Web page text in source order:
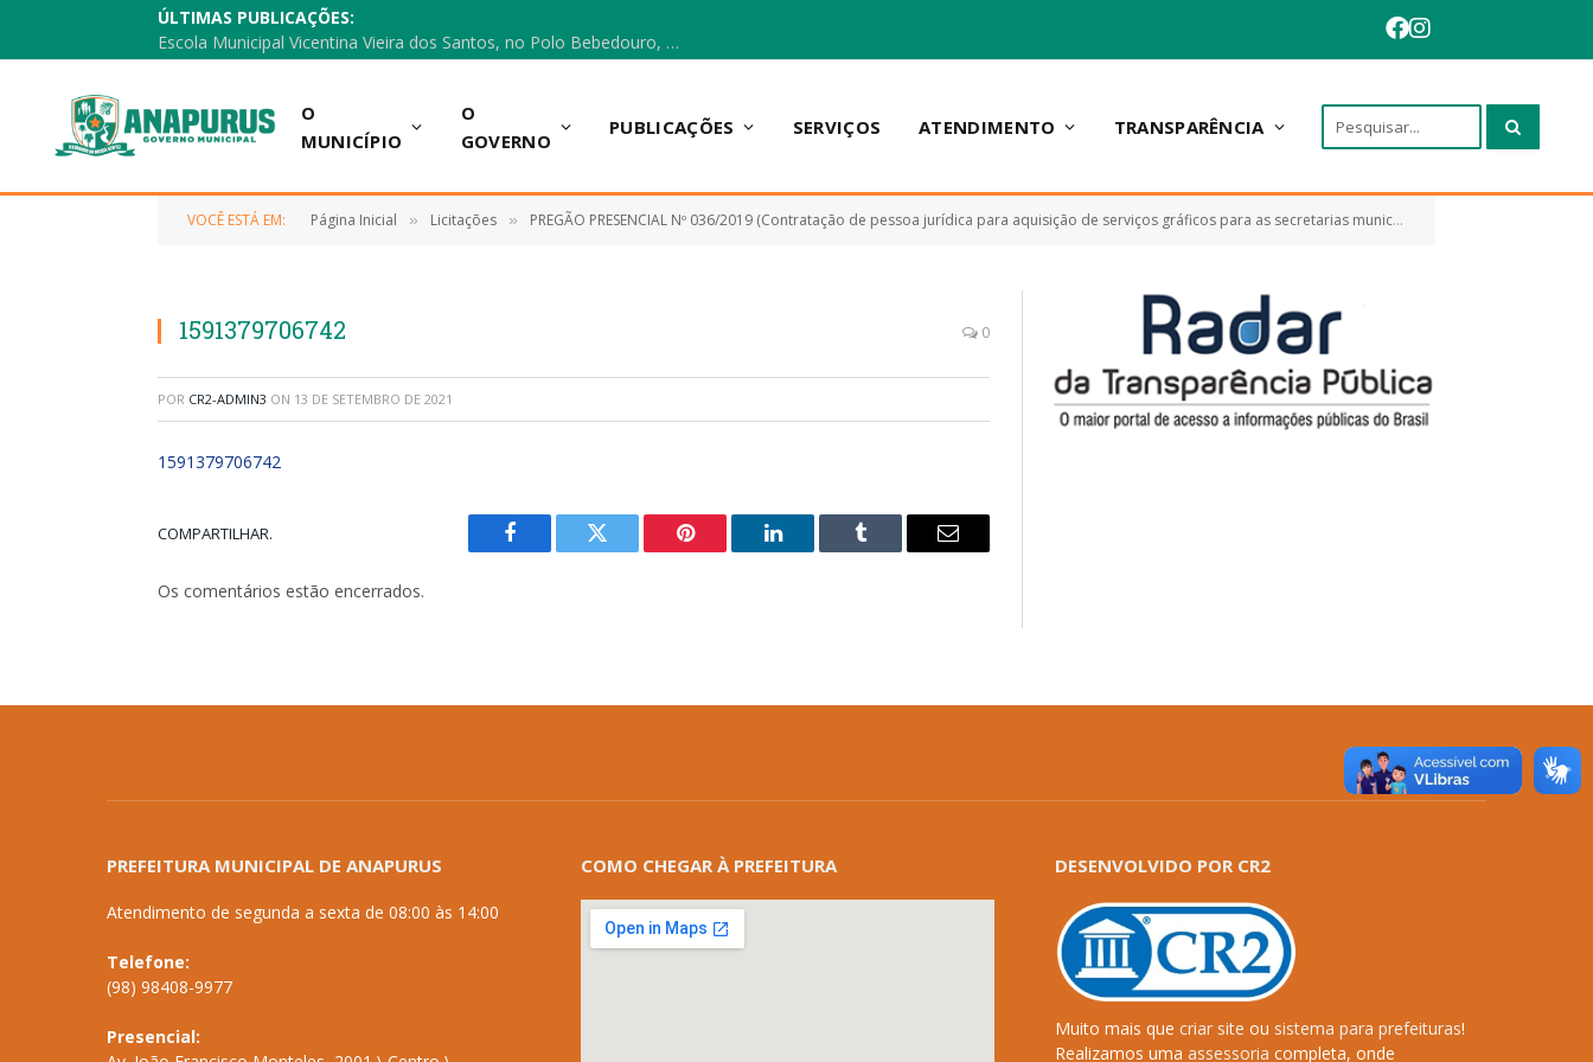
ÚLTIMAS PUBLICAÇÕES:
Escola Municipal Vicentina Vieira dos Santos, no Polo Bebedouro, recebeu materiais para a implantação do Cantinho da Leitura e da Sala Multidisciplinar.
O
MUNICÍPIO
O
GOVERNO
PUBLICAÇÕES SERVIÇOS ATENDIMENTO TRANSPARÊNCIA
VOCÊ ESTÁ EM: Página Inicial » Licitações » PREGÃO PRESENCIAL Nº 036/2019 (Contratação de pessoa jurídica para aquisição de serviços gráficos para as secretarias municipais de Anapurus)
1591379706742 0
POR CR2-ADMIN3 ON 13 DE SETEMBRO DE 2021
1591379706742
COMPARTILHAR.
Facebook Twitter Pinterest LinkedIn Tumblr
E-
Os comentários estão encerrados.
PREFEITURA MUNICIPAL DE ANAPURUS
Atendimento de segunda a sexta de 08:00 às 14:00
Telefone:
(98) 98408-9977
Presencial:
COMO CHEGAR À PREFEITURA DESENVOLVIDO POR CR2
Muito mais que criar site ou sistema para prefeituras!
Realizamos uma assessoria completa, onde